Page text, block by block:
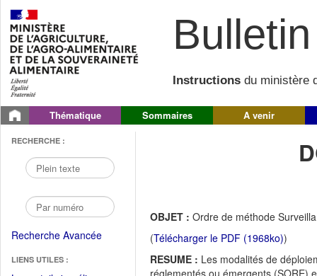
Instructions du ministère
Thématique Sommaires A venir
RECHERCHE :
Recherche Avancée
LIENS UTILES :
OBJET : Ordre de méthode
(Télécharger le PDF (1968ko))
RESUME : Les modalités de
réglementés ou émergents (SORE)